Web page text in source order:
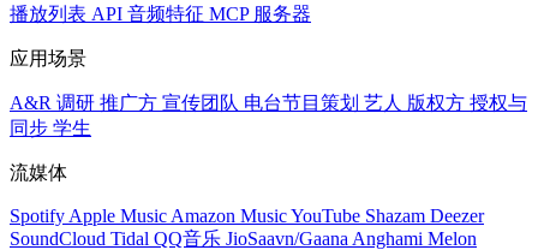
播放列表 API 音频特征 MCP 服务器
应用场景
A&R 调研 推广方 宣传团队 电台节目策划 艺人 版权方 授权与
同步 学生
流媒体
Spotify Apple Music Amazon MusicYouTube Shazam Deezer
SoundCloud Tidal QQ音乐 JioSaavn/Gaana Anghami Melon